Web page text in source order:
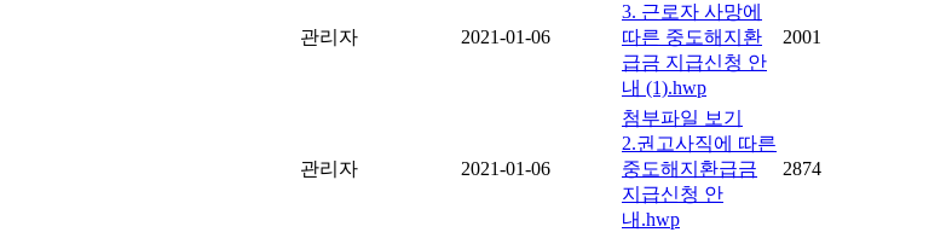
관리자 2021-01-06
3. 근로자 사망에
따른 중도해지환
급금 지급신청 안
내 (1).hwp
2001
관리자 2021-01-06
첨부파일 보기
2.권고사직에 따른
중도해지환급금
지급신청 안
내.hwp
2874